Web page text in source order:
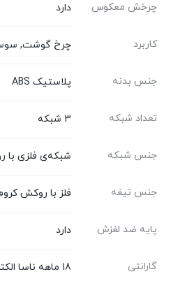
چرخش معکوس دارد
کاربرد چرخ گوشت,
جنس بدنه پلاستیک ABS
تعداد شبکه 3 شبکه
جنس شبکه شبکه‌ی فلزی
جنس تیغه فلز با روکش
پایه ضد لغزش دارد
گارانتی 18 ماهه ناسا الکتریک